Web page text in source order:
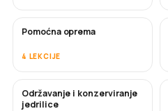
Pomoćna oprema
4 LEKCIJE
Održavanje i konzerviranje
jedrilice